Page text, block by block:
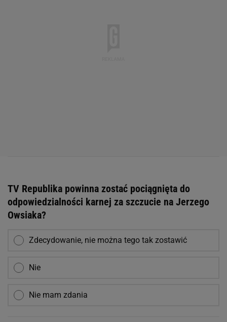
TV Republika powinna zostać pociągnięta do
odpowiedzialności karnej za szczucie na Jerzego
Owsiaka?
Zdecydowanie, nie można tego tak zostawić
Nie
Nie mam zdania